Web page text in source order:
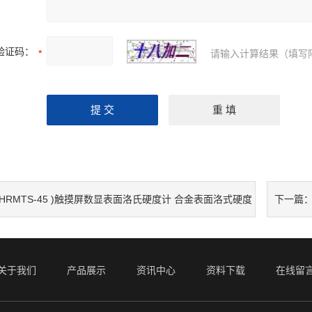
证码： 请输入计算结果（填写
45 )触摸屏数显表面洛氏硬度计 合金表面洛式硬度 下一篇
于我们 产品展示 资讯中心 资料下载 在线留